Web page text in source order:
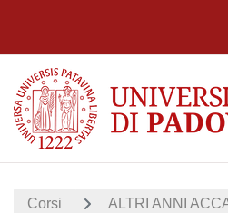
Corsi ALTRI ANNI